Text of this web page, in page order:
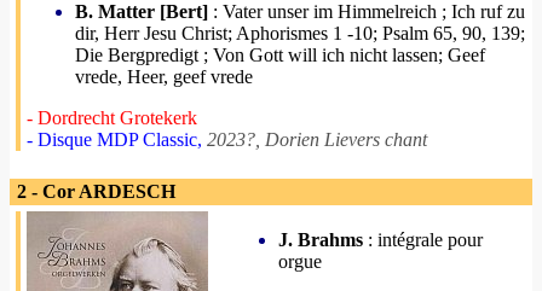
B. Matter [Bert] : Vater unser im Himmelreich ; Ich ruf zu
dir, Herr Jesu Christ; Aphorismes 1 -10; Psalm 65, 90, 139;
Die Bergpredigt ; Von Gott will ich nicht lassen; Geef
vrede, Heer, geef vrede
- Dordrecht Grotekerk
- Disque MDP Classic, 2023?, Dorien Lievers chant
2 - Cor ARDESCH
J. Brahms : intégrale pour
orgue